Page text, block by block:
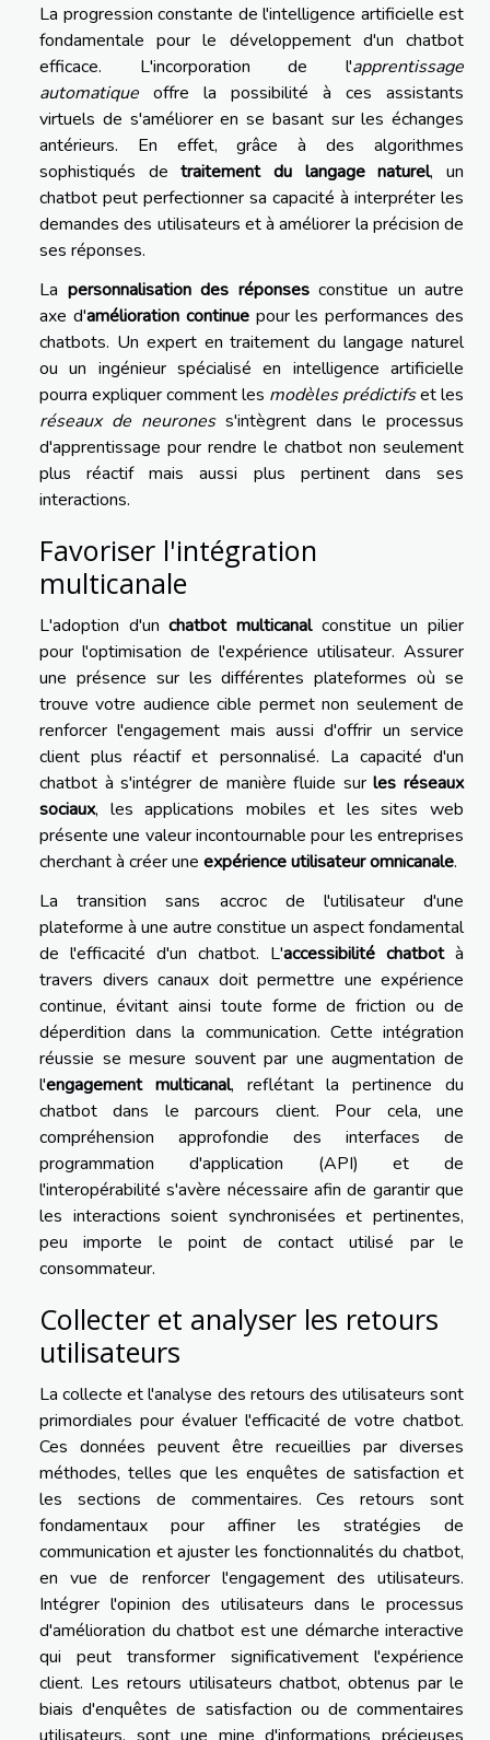
La progression constante de l'intelligence artificielle est
fondamentale pour le développement d'un chatbot
efficace. L'incorporation de l'apprentissage
automatique offre la possibilité à ces assistants
virtuels de s'améliorer en se basant sur les échanges
antérieurs. En effet, grâce à des algorithmes
sophistiqués detraitement du langage naturel, un
chatbot peut perfectionner sa capacité à interpréter les
demandes des utilisateurs et à améliorer la précision de
ses réponses.
La personnalisation des réponsesconstitue un autre
axe d'amélioration continuepour les performances des
chatbots. Un expert en traitement du langage naturel
ou un ingénieur spécialisé en intelligence artificielle
pourra expliquer comment les modèles prédictifset les
réseaux de neuroness'intègrent dans le processus
d'apprentissage pour rendre le chatbot non seulement
plus réactif mais aussi plus pertinent dans ses
interactions.
Favoriser l'intégration
multicanale
L'adoption d'unchatbot multicanalconstitue un pilier
pour l'optimisation de l'expérience utilisateur. Assurer
une présence sur les différentes plateformes où se
trouve votre audience cible permet non seulement de
renforcer l'engagement mais aussi d'offrir un service
client plus réactif et personnalisé. La capacité d'un
chatbot à s'intégrer de manière fluide surles réseaux
sociaux, les applications mobiles et les sites web
présente une valeur incontournable pour les entreprises
cherchant à créer une expérience utilisateur omnicanale.
La transition sans accroc de l'utilisateur d'une
plateforme à une autre constitue un aspect fondamental
de l'efficacité d'un chatbot. L'accessibilité chatbotà
travers divers canaux doit permettre une expérience
continue, évitant ainsi toute forme de friction ou de
déperdition dans la communication. Cette intégration
réussie se mesure souvent par une augmentation de
l'engagement multicanal, reflétant la pertinence du
chatbot dans le parcours client. Pour cela, une
compréhension approfondie des interfaces de
programmation d'application (API) et de
l'interopérabilité s'avère nécessaire afin de garantir que
les interactions soient synchronisées et pertinentes,
peu importe le point de contact utilisé par le
consommateur.
Collecter et analyser les retours
utilisateurs
La collecte et l'analyse des retours des utilisateurs sont
primordiales pour évaluer l'efficacité de votre chatbot.
Ces données peuvent être recueillies par diverses
méthodes, telles que les enquêtes de satisfaction et
les sections de commentaires. Ces retours sont
fondamentaux pour affiner les stratégies de
communication et ajuster les fonctionnalités du chatbot,
en vue de renforcer l'engagement des utilisateurs.
Intégrer l'opinion des utilisateurs dans le processus
d'amélioration du chatbot est une démarche interactive
qui peut transformer significativement l'expérience
client. Les retours utilisateurs chatbot, obtenus par le
biais d'enquêtes de satisfaction ou de commentaires